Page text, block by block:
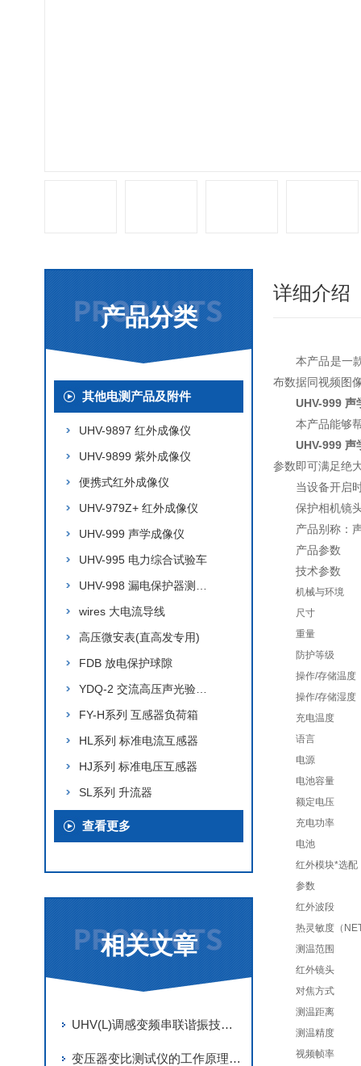
产品分类
其他电测产品及附件
UHV-9897 红外成像仪
UHV-9899 紫外成像仪
便携式红外成像仪
UHV-979Z+ 红外成像仪
UHV-999 声学成像仪
UHV-995 电力综合试验车
wires 大电流导线
高压微安表(直高发专用)
FDB 放电保护球隙
FY-H系列 互感器负荷箱
HL系列 标准电流互感器
HJ系列 标准电压互感器
SL系列 升流器
查看更多
相关文章
UHV(L)调感变频串联谐振技术解析
变压器变比测试仪的工作原理与功能介绍
详细介绍
本产品是一
布数据同视频图
UHV-999 声
本产品能够
UHV-999 声
参数即可满足绝
当设备开启
保护相机镜
产品别称：
产品参数
技术参数
机械与环境
尺寸
重量
防护等级
操作/存储温度
操作/存储湿度
充电温度
语言
电源
电池容量
额定电压
充电功率
电池
红外模块*选配
参数
红外波段
热灵敏度（
测温范围
红外镜头
对焦方式
测温距离
测温精度
视频帧率